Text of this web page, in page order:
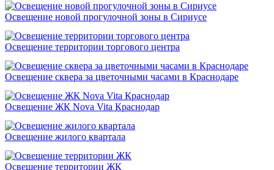
Освещение новой прогулочной зоны в Сириусе
Освещение территории торгового центра
Освещение сквера за цветочными часами в Краснодаре
Освещение ЖК Nova Vita Краснодар
Освещение жилого квартала
Освещение территории ЖК